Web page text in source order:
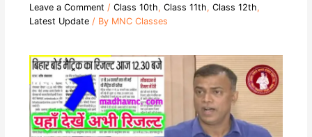
Leave a Comment / Class 10th, Class 11th, Class 12th,
Latest Update/ By MNC Classes